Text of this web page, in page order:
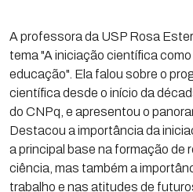
A professora da USP Rosa
tema "A iniciação científica
educação". Ela falou sobre o
científica desde o início da
do CNPq, e apresentou o
Destacou a importância da
a principal base na formação de
ciência, mas também a
trabalho e nas atitudes de